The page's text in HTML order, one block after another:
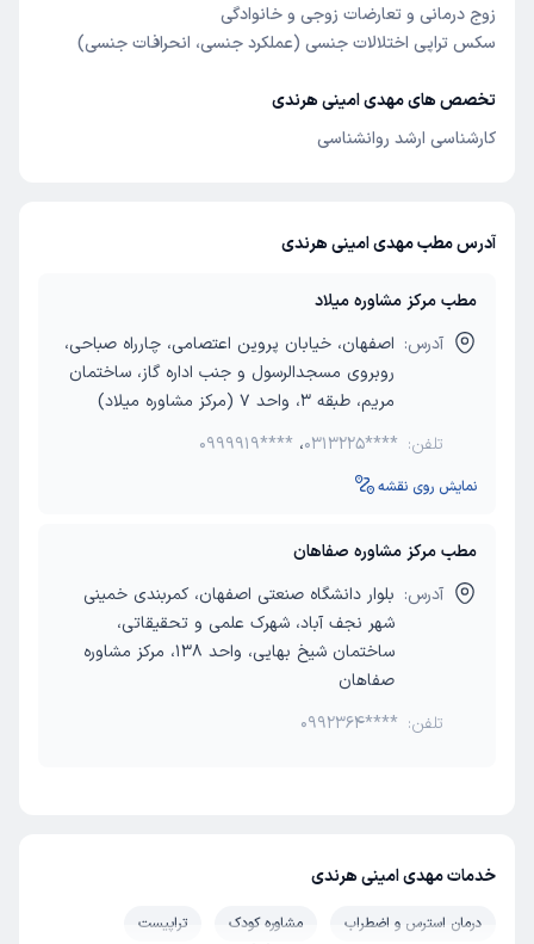
زوج درمانی و تعارضات زوجی و خانوادگی
سکس تراپی اختلالات جنسی (عملکرد جنسی، انحرافات جنسی)
تخصص های مهدی امینی هرندی
کارشناسی ارشد روانشناسی
آدرس مطب مهدی امینی هرندی
مطب مرکز مشاوره میلاد
آدرس: اصفهان، خیابان پروین اعتصامی، چارراه صباحی،
روبروی مسجدالرسول و جنب اداره گاز، ساختمان
مریم، طبقه 3، واحد 7 (مرکز مشاوره میلاد)
تلفن:
0999919**** ،0313225****
نمایش روی نقشه
مطب مرکز مشاوره صفاهان
آدرس: بلوار دانشگاه صنعتی اصفهان، کمربندی خمینی
شهر نجف آباد، شهرک علمی و تحقیقاتی،
ساختمان شیخ بهایی، واحد 138، مرکز مشاوره
صفاهان
تلفن: 0992364****
خدمات مهدی امینی هرندی
درمان استرس و اضطراب مشاوره کودک
تراپیست